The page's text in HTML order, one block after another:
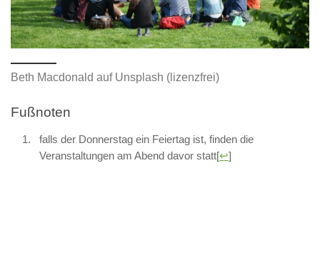
Beth Macdonald auf Unsplash (lizenzfrei)
Fußnoten
falls der Donnerstag ein Feiertag ist, finden die
Veranstaltungen am Abend davor statt[↩]